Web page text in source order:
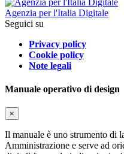
Agenzia per l'Italia Digitale
Seguici su
Privacy policy
Cookie policy
Note legali
Manuale operativo di design
×
Il manuale è uno strumento di
Amministrazione e serve ad